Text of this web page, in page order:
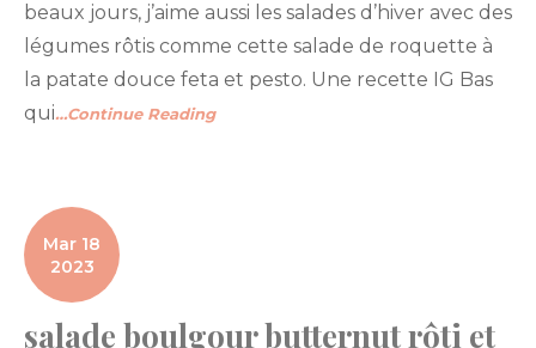
beaux jours, j’aime aussi les salades d’hiver avec des
légumes rôtis comme cette salade de roquette à
la patate douce feta et pesto. Une recette IG Bas
qui…Continue Reading
Mar 18
2023
salade boulgour butternut rôti et